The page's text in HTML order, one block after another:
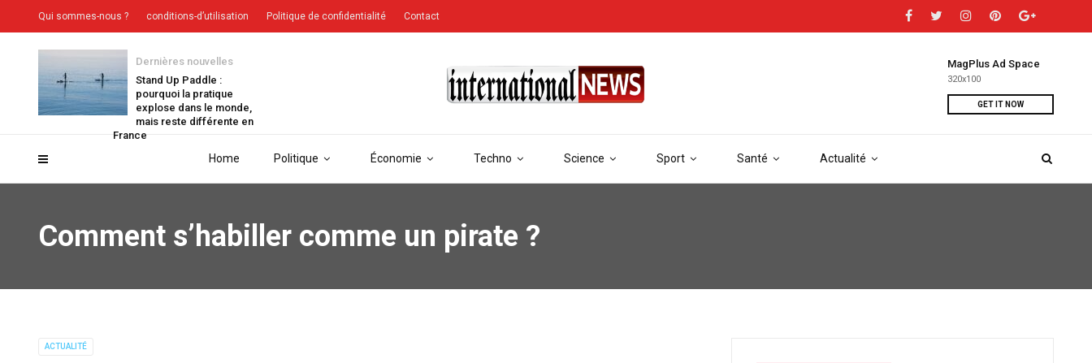
Home Politique Économie Techno Science Sport Santé Actualité
MagPlus Ad Space
320x100
GET IT NOW
Dernières nouvelles
Stand Up Paddle :
pourquoi la pratique
explose dans le monde,
mais reste différente en
France
Qui sommes-nous ? conditions-d’utilisation Politique de confidentialité Contact
Comment s’habiller comme un pirate ?
ACTUALITÉ